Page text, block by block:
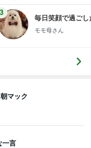
3
毎日笑顔で過ごし
モモ母さん
マック
一言